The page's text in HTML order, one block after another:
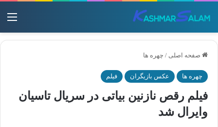
صفحه اصلی / چهره ها
چهره ها عکس بازیگران فیلم
فیلم رقص نازنین بیاتی در سریال تاسیان
وایرال شد